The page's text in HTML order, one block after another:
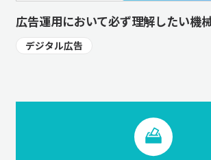
広告運用において必ず理解したい機
デジタル広告